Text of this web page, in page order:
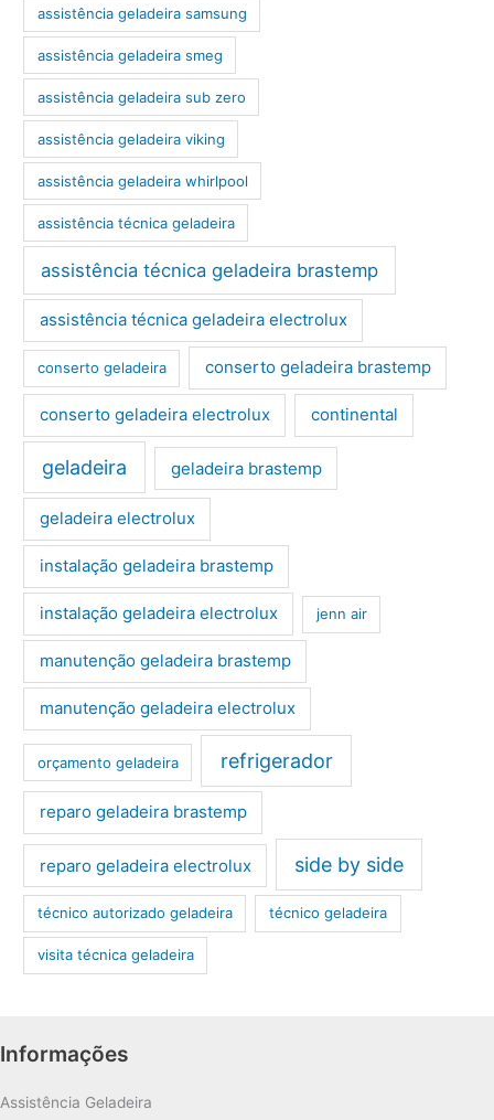
assistência geladeira samsung
assistência geladeira smeg
assistência geladeira sub zero
assistência geladeira viking
assistência geladeira whirlpool
assistência técnica geladeira
assistência técnica geladeira brastemp
assistência técnica geladeira electrolux
conserto geladeira conserto geladeira brastemp
conserto geladeira electrolux continental
geladeira geladeira brastemp
geladeira electrolux
instalação geladeira brastemp
instalação geladeira electrolux jenn air
manutenção geladeira brastemp
manutenção geladeira electrolux
orçamento geladeira refrigerador
reparo geladeira brastemp
reparo geladeira electrolux side by side
técnico autorizado geladeira técnico geladeira
visita técnica geladeira
Informações
Assistência Geladeira